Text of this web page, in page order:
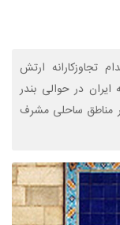
تجاوزکارانه ارتش
متعلق به ایران در حوالی بندر
مناطق ساحلی مشرف